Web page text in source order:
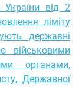
України від 2
ліміту
державні
військовими
органами,
Державної